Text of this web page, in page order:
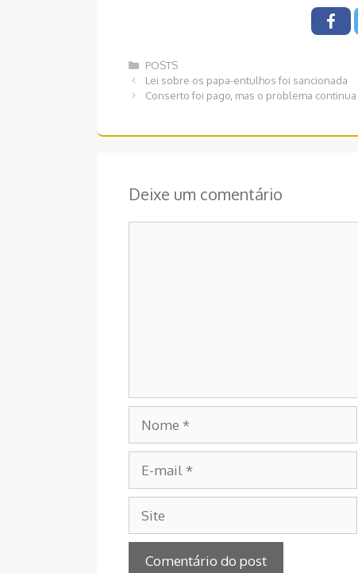
Categorias
POSTS
Navegação
de
Lei sobre os papa-entulhos foi sancionada
Conserto foi pago, mas o problema continua
Deixe um comentário
mail